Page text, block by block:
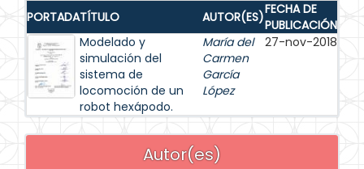
PORTADATÍTULO AUTOR(ES)FECHA DE
PUBLICACIÓN
Modelado y
simulación del
sistema de
locomoción de un
robot hexápodo.
María del
Carmen
García
López
27-nov-2018
Autor(es)